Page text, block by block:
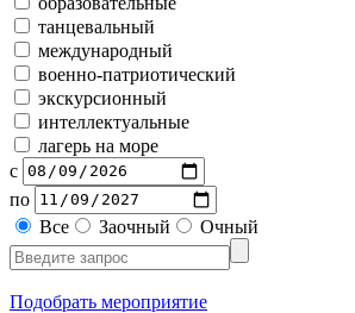
танцевальный
международный
военно-патриотический
экскурсионный
интеллектуальные
лагерь на море
с
по
Все
Заочный Очный
Подобрать мероприятие